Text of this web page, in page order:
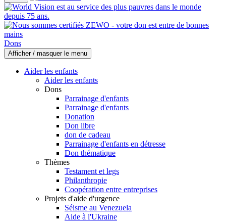
Dons
Afficher / masquer le menu
Aider les enfants
Aider les enfants
Dons
Parrainage d'enfants
Parrainage d'enfants
Donation
Don libre
don de cadeau
Parrainage d'enfants en détresse
Don thématique
Thèmes
Testament et legs
Philanthropie
Coopération entre entreprises
Projets d'aide d'urgence
Séisme au Venezuela
Aide à l'Ukraine